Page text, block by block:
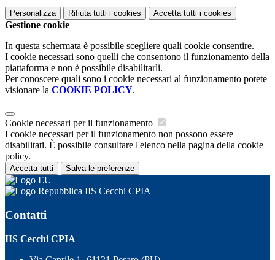
Personalizza Rifiuta tutti i cookies Accetta tutti i cookies
Gestione cookie
In questa schermata è possibile scegliere quali cookie consentire.
I cookie necessari sono quelli che consentono il funzionamento della
piattaforma e non è possibile disabilitarli.
Per conoscere quali sono i cookie necessari al funzionamento potete
visionare la COOKIE POLICY.
Cookie necessari per il funzionamento
I cookie necessari per il funzionamento non possono essere
disabilitati. È possibile consultare l'elenco nella pagina della cookie
policy.
Accetta tutti Salva le preferenze
IIS Cecchi CPIA
Contatti
IIS Cecchi CPIA